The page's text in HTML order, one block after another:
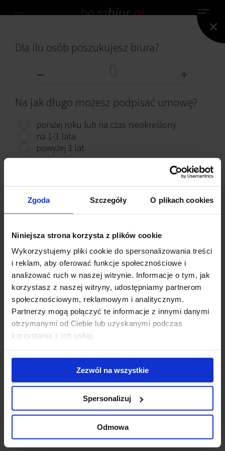
Zgoda Szczegóły O plikach cookies
Niniejsza strona korzysta z plików cookie
Wykorzystujemy pliki cookie do spersonalizowania treści
i reklam, aby oferować funkcje społecznościowe i
analizować ruch w naszej witrynie. Informacje o tym, jak
korzystasz z naszej witryny, udostępniamy partnerom
społecznościowym, reklamowym i analitycznym.
Partnerzy mogą połączyć te informacje z innymi danymi
otrzymanymi od Ciebie lub uzyskanymi podczas
korzystania z ich usług.
Zezwól na wszystkie
Spersonalizuj
Odmowa
NIE ZNALEZIONO ŻADNEGO BIURA.
Przeczytaj ciekawe artykuły
Gigantyczny
kompleks
biurowo-
hotelowy na
finiszu budowy
Modernizacja
kompleksu Diuna
- nowe centrum
konferencyjne
otwarte
Skontaktuj się z nami
Jones Lang LaSalle Sp. z o.o.
Dla ilu osób poszukujesz biura?
Na jak długo możesz podpisać umowę?
poniżej roku lub na czas nieokreślony
na 1-3 lata
powyżej 3 lat